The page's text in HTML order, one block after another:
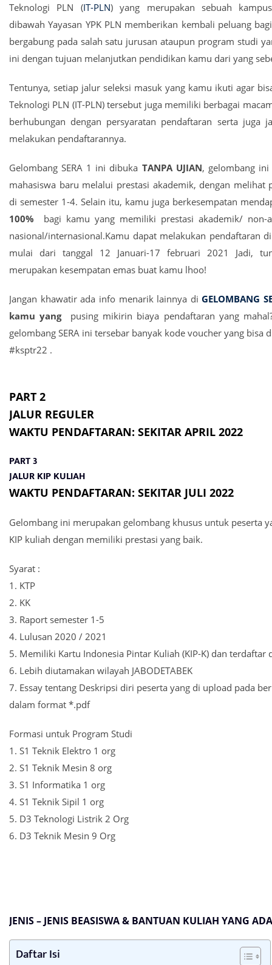
Teknologi PLN (IT-PLN) yang merupakan sebuah
dibawah Yayasan YPK PLN memberikan kembali peluang
bergabung pada salah satu jurusan ataupun program studi
ini dengan tujuan melanjutkan pendidikan kamu dari yang
Tentunya, setiap jalur seleksi masuk yang kamu ikuti agar
Teknologi PLN (IT-PLN) tersebut juga memiliki berbagai
berhubungan dengan persyaratan pendaftaran serta juga
melakukan pendaftarannya.
Gelombang SERA 1 ini dibuka TANPA UJIAN, gelombang
mahasiswa baru melalui prestasi akademik, dengan melihat
di semester 1-4. Selain itu, kamu juga berkesempatan
100%
bagi kamu yang memiliki prestasi akademik/ non-
nasional/internasional.Kamu dapat melakukan pendaftaran di
mulai dari tanggal 12 Januari-17 februari 2021 Jadi,
merupakan kesempatan emas buat kamu lhoo!
Jangan khawatir ada info menarik lainnya diGELOMBANG
kamu yang pusing mikirin biaya pendaftaran yang
gelombang SERA ini tersebar banyak kode voucher yang bisa
#ksptr22 .
PART 2
JALUR REGULER
WAKTU PENDAFTARAN: SEKITAR APRIL 2022
PART 3
JALUR KIP KULIAH
WAKTU PENDAFTARAN: SEKITAR JULI 2022
Gelombang ini merupakan gelombang khusus untuk peserta
KIP kuliah dengan memiliki prestasi yang baik.
Syarat :
1. KTP
2. KK
3. Raport semester 1-5
4. Lulusan 2020 / 2021
5. Memiliki Kartu Indonesia Pintar Kuliah (KIP-K) dan terdaftar
6. Lebih diutamakan wilayah JABODETABEK
7. Essay tentang Deskripsi diri peserta yang di upload pada
dalam format *.pdf
Formasi untuk Program Studi
1. S1 Teknik Elektro 1 org
2. S1 Teknik Mesin 8 org
3. S1 Informatika 1 org
4. S1 Teknik Sipil 1 org
5. D3 Teknologi Listrik 2 Org
6. D3 Teknik Mesin 9 Org
JENIS – JENIS BEASISWA & BANTUAN KULIAH YANG
Daftar Isi